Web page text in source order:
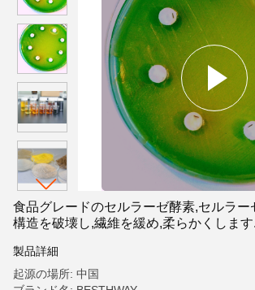
食品グレードのセルラーゼ酵素,セルラー
構造を破壊し,繊維を緩め,柔らかくします
製品詳細
起源の場所: 中国